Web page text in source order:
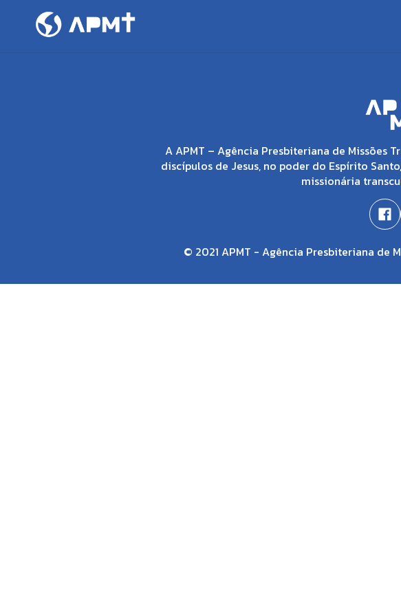
A APMT – Agência Presbiteriana de Missões
discípulos de Jesus, no poder do Espírito
missionária
© 2021 APMT - Agência Presbiteriana de